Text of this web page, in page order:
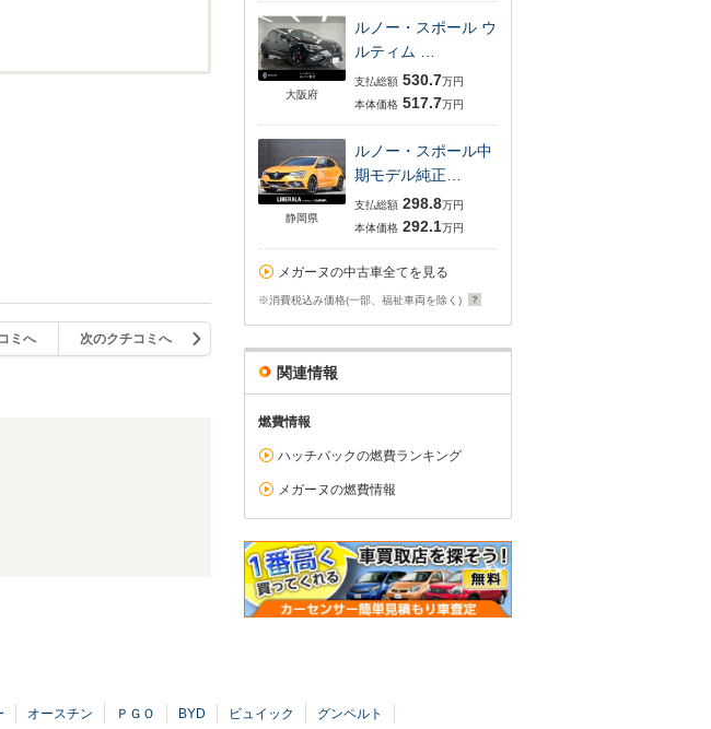
ミへ 次のクチコミへ
大阪府
ルノー・スポール ウ
ルティム …
支払総額 530.7万円
本体価格 517.7万円
静岡県
ルノー・スポール中
期モデル純正…
支払総額 298.8万円
本体価格 292.1万円
メガーヌの中古車全てを見る
※消費税込み価格(一部、福祉車両を除く)
関連情報
燃費情報
ハッチバックの燃費ランキング
メガーヌの燃費情報
オースチン ＰＧＯ BYD ビュイック
グンペルト